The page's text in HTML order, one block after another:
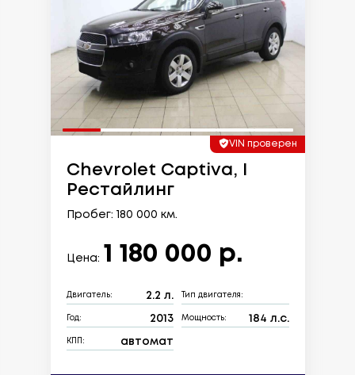
VIN проверен
Chevrolet Captiva, I
Рестайлинг
Пробег: 180 000 км.
Цена: 1 180 000 р.
Двигатель: 2.2 л. Тип двигателя:
Год: 2013 Мощность: 184 л.с.
КПП: автомат